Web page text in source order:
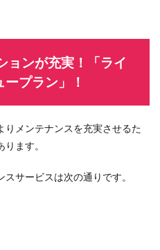
ョンが充実！「ライ
ープラン」！
りメンテナンスを充実させるた
ります。
サービスは次の通りです。